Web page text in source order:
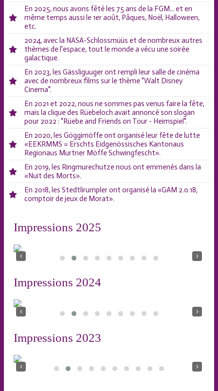
En 2025, nous avons fêté les 75 ans de la FGM... et en
même temps aussi le 1er août, Pâques, Noël, Halloween,
etc.
2024, avec la NASA-Schlossmüüs et de nombreux autres
thèmes de l'espace, tout le monde a vécu une soirée
galactique.
En 2023, les Gässliguuger ont rempli leur salle de cinéma
avec de nombreux films sur le thème "Walt Disney
Cinema".
En 2021 et 2022, nous ne sommes pas venus faire la fête,
mais la clique des Rüebeloch avait annoncé son slogan
pour 2022 : "Rüebe and Friends on Tour - Heimspiel".
En 2020, les Göggimöffe ont organisé leur fête de lutte
«EEKRMMS = Erschts Eidgenössisches Kantonaus
Regionaus Murtner Möffe Schwingfescht».
En 2019, les Ringmurechutze nous ont emmenés dans la
«Nuit des Morts».
En 2018, les Stedtlirumpler ont organisé la «GAM 2.0.18,
comptoir de jeux de Morat».
Impressions 2025
‹ ›
Impressions 2024
‹ ›
Impressions 2023
‹ ›